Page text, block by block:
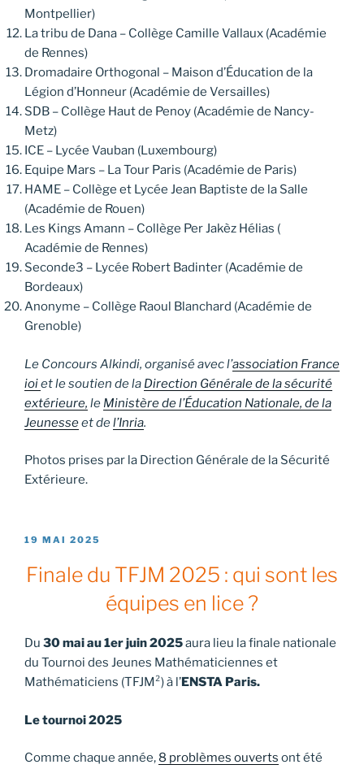
Montpellier)
La tribu de Dana – Collège Camille Vallaux (Académie
de Rennes)
Dromadaire Orthogonal – Maison d’Éducation de la
Légion d’Honneur (Académie de Versailles)
SDB – Collège Haut de Penoy (Académie de Nancy-
Metz)
ICE – Lycée Vauban (Luxembourg)
Equipe Mars – La Tour Paris (Académie de Paris)
HAME – Collège et Lycée Jean Baptiste de la Salle
(Académie de Rouen)
Les Kings Amann – Collège Per Jakèz Hélias (
Académie de Rennes)
Seconde3 – Lycée Robert Badinter (Académie de
Bordeaux)
Anonyme – Collège Raoul Blanchard (Académie de
Grenoble)
Le Concours Alkindi, organisé avec l’association France
ioiet le soutien de la Direction Générale de la sécurité
extérieure, le Ministère de l’Éducation Nationale, de la
Jeunesseet del’Inria.
Photos prises par la Direction Générale de la Sécurité
Extérieure.
PUBLIÉ
19 MAI 2025
Finale du TFJM 2025 : qui sont les
équipes en lice ?
Du 30 mai au 1er juin2025aura lieu la finale nationale
du Tournoi des Jeunes Mathématiciennes et
Mathématiciens (TFJM²) à l’ENSTA Paris.
Le tournoi 2025
Comme chaque année, 8 problèmes ouverts ont été